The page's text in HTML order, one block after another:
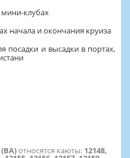
мини-клубах
начала и окончания круиза
посадки и высадки в портах,
относятся каюты: 12148,